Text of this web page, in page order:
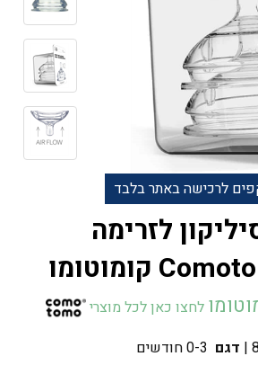
לרכישה באתר בלבד
לזרימה
לחצו כאן לכל מוצרי
| דגם 0-3 חודשים